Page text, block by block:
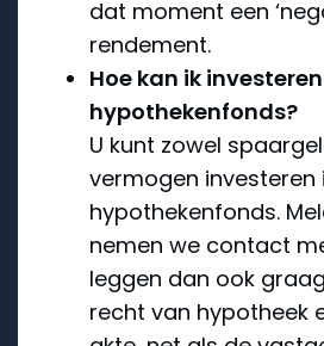
dat moment een
rendement.
Hoe kan ik
hypothekenfonds?
U kunt zowel
vermogen investeren
hypothekenfonds.
nemen we contact
leggen dan ook
recht van hypotheek